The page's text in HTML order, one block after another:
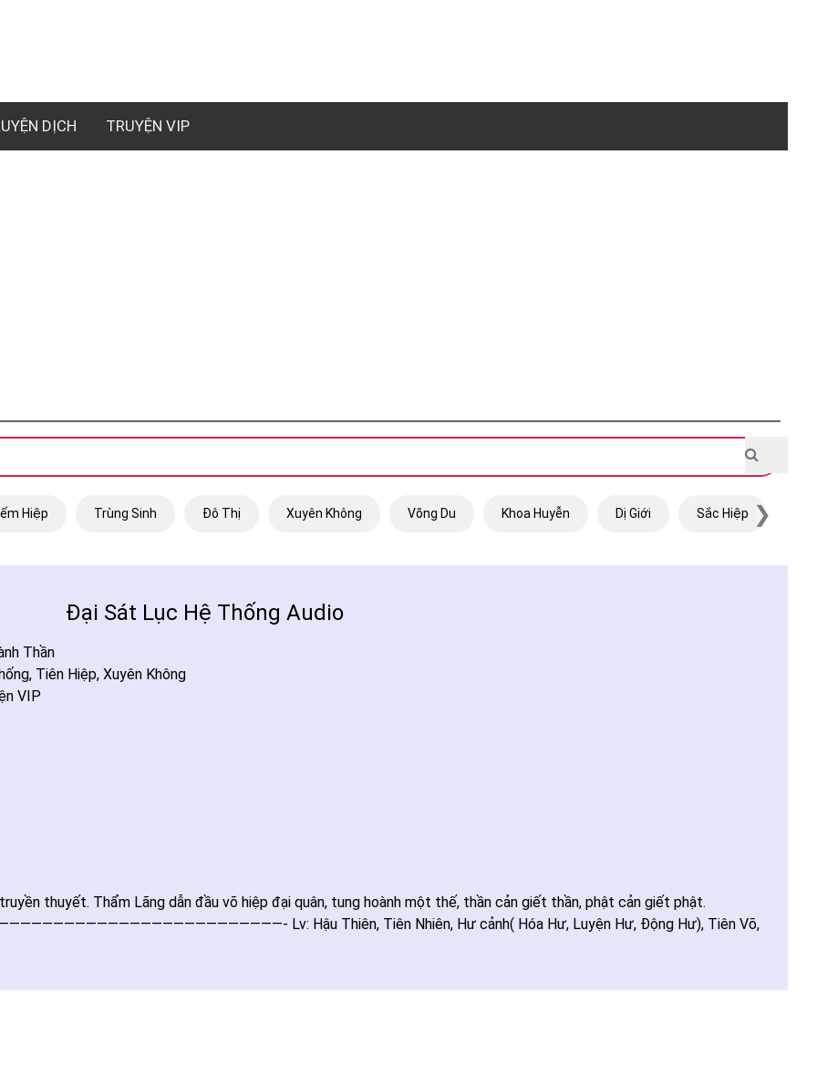
DỊCH TRUYỆN VIP
Hiệp Trùng Sinh Đô Thị Xuyên Không Võng Du Khoa Huyễn Dị Giới Sắc Hiệp ❯
Đại Sát Lục Hệ Thống Audio
Thần
, Tiên Hiệp, Xuyên Không
VIP
thuyết. Thẩm Lãng dẫn đầu võ hiệp đại quân, tung hoành một thế, thần cản giết thần, phật cản giết phật.
Lv: Hậu Thiên, Tiên Nhiên, Hư cảnh( Hóa Hư, Luyện Hư, Động Hư), Tiên Võ,